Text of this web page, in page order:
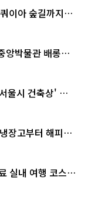
이아 숲길까지…
앙박물관 배롱나
울시 건축상' 수
장고부터 해피소
실내 여행 코스